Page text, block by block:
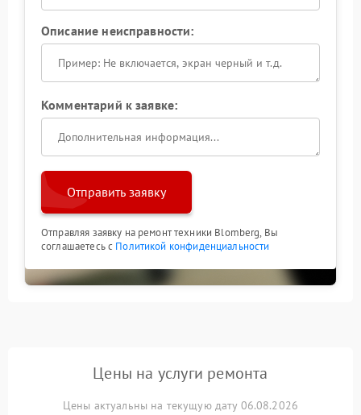
Описание неисправности:
Комментарий к заявке:
Отправить заявку
Отправляя заявку на ремонт техники Blomberg, Вы
соглашаетесь с Политикой конфиденциальности
Цены на услуги ремонта
Цены актуальны на текущую дату 06.08.2026